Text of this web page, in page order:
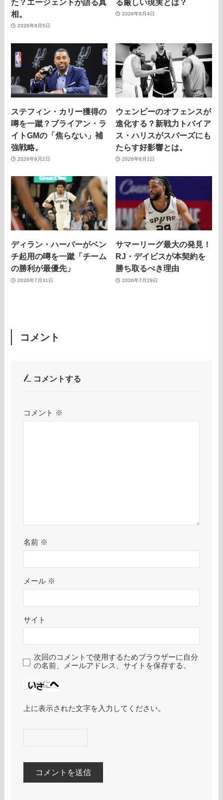
た？エージェントが語る真
相。
2026年8月5日
る厳しい現実とは？
2026年8月4日
ステフィン・カリー獲得の
噂を一蹴？ブライアン・ラ
イトGMの「焦らない」補
強戦略。
2026年8月2日
ウェンビーのオフェンスが
進化する？新戦力トバイア
ス・ハリスがスパーズにも
たらす好影響とは。
2026年8月1日
ディラン・ハーパーがベン
チ起用の噂を一蹴「チーム
の勝利が最優先」
2026年7月31日
サマーリーグ最大の発見！
RJ・デイビスが本契約を
勝ち取るべき理由
2026年7月29日
コメント
コメントする
コメント ※
名前 ※
メール ※
サイト
次回のコメントで使用するためブラウザーに自分
の名前、メールアドレス、サイトを保存する。
上に表示された文字を入力してください。